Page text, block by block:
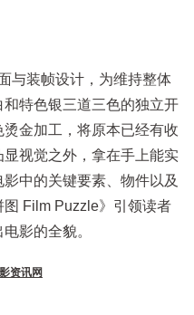
与装帧设计，为维持整体
特色银三道三色的独立开
金加工，将原本已经有收
视觉之外，拿在手上能实
中的关键要素、物件以及
Film Puzzle》引领读者
影的全貌。
资讯网